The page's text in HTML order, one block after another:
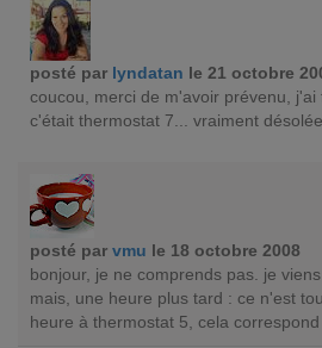
posté par lyndatan le 21 octobre
coucou, merci de m'avoir prévenu,
c'était thermostat 7... vraiment
posté par vmu le 18 octobre 2008
bonjour, je ne comprends pas. je
mais, une heure plus tard : ce n'est
heure à thermostat 5, cela